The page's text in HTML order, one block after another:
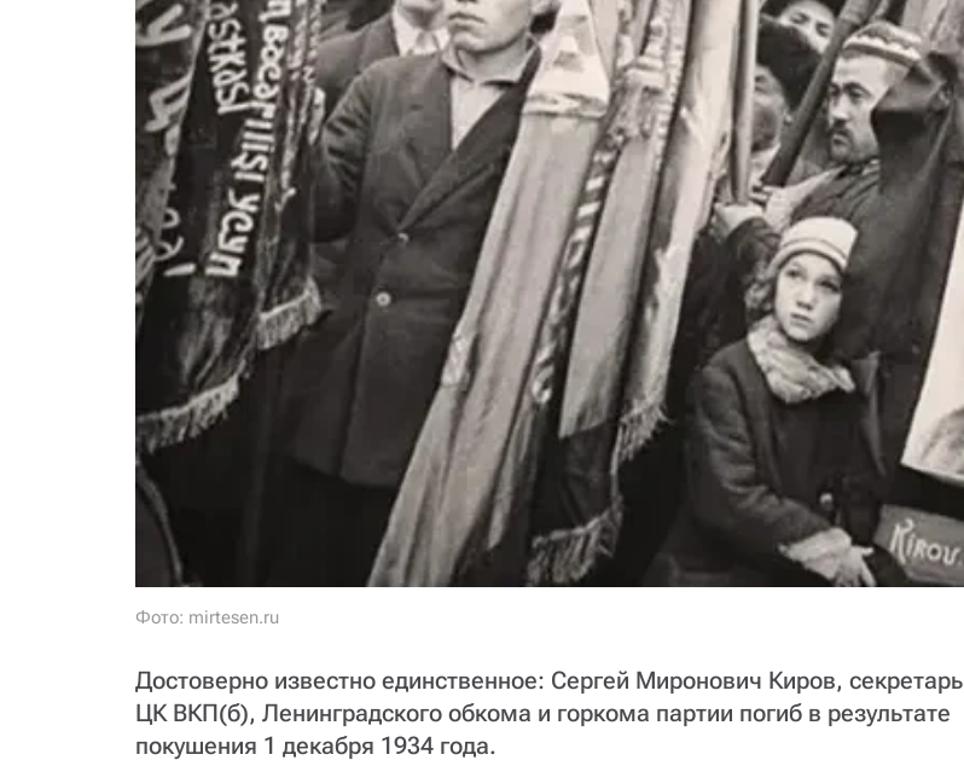
Фото: mirtesen.ru
Достоверно известно единственное: Сергей Миронович Киров, секретарь
ЦК ВКП(б), Ленинградского обкома и горкома партии погиб в результате
покушения 1 декабря 1934 года.